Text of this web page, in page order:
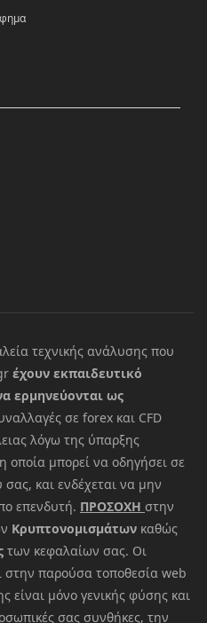
τεχνικής ανάλυσης που
έχουν εκπαιδευτικό
ερμηνεύονται ως
σε forex και CFD
λόγω της ύπαρξης
οποία μπορεί να οδηγήσει σε
και ενδέχεται να μην
επενδυτή. ΠΡΟΣΟΧΗ στην
Κρυπτονομισμάτων καθώς
των κεφαλαίων σας. Οι
στην παρούσα τοποθεσία web
είναι μόνο γενικής φύσης και
σας συνθήκες, την